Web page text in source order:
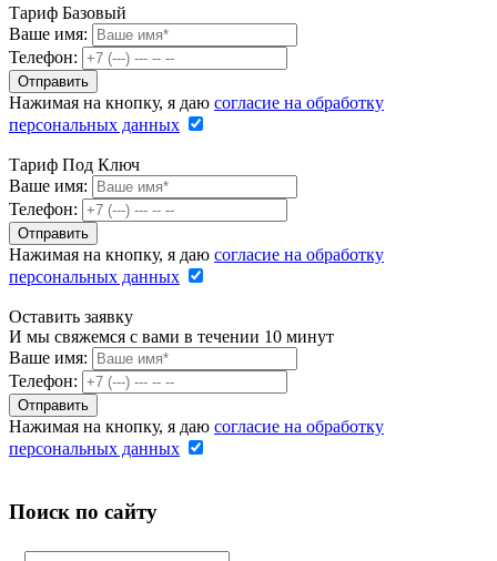
Тариф Базовый
Ваше имя:
Телефон:
Нажимая на кнопку, я даю согласие на обработку
персональных данных
Тариф Под Ключ
Ваше имя:
Телефон:
Нажимая на кнопку, я даю согласие на обработку
персональных данных
Оставить заявку
И мы свяжемся с вами в течении 10 минут
Ваше имя:
Телефон:
Нажимая на кнопку, я даю согласие на обработку
персональных данных
Поиск по сайту